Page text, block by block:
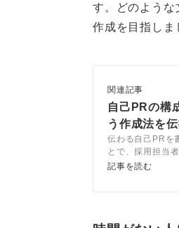
「どん
たとえば
間関係を
間接的な
に示すこ
す。どのような
作成を目指しま
関連記事
自己PRの構
う作成法を
伝わる自己PRを
とで、採用担当
み立て方からエ
記事を読む